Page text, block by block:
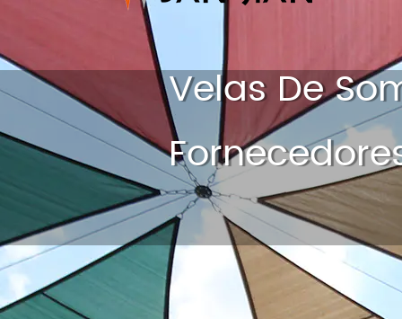
Velas De